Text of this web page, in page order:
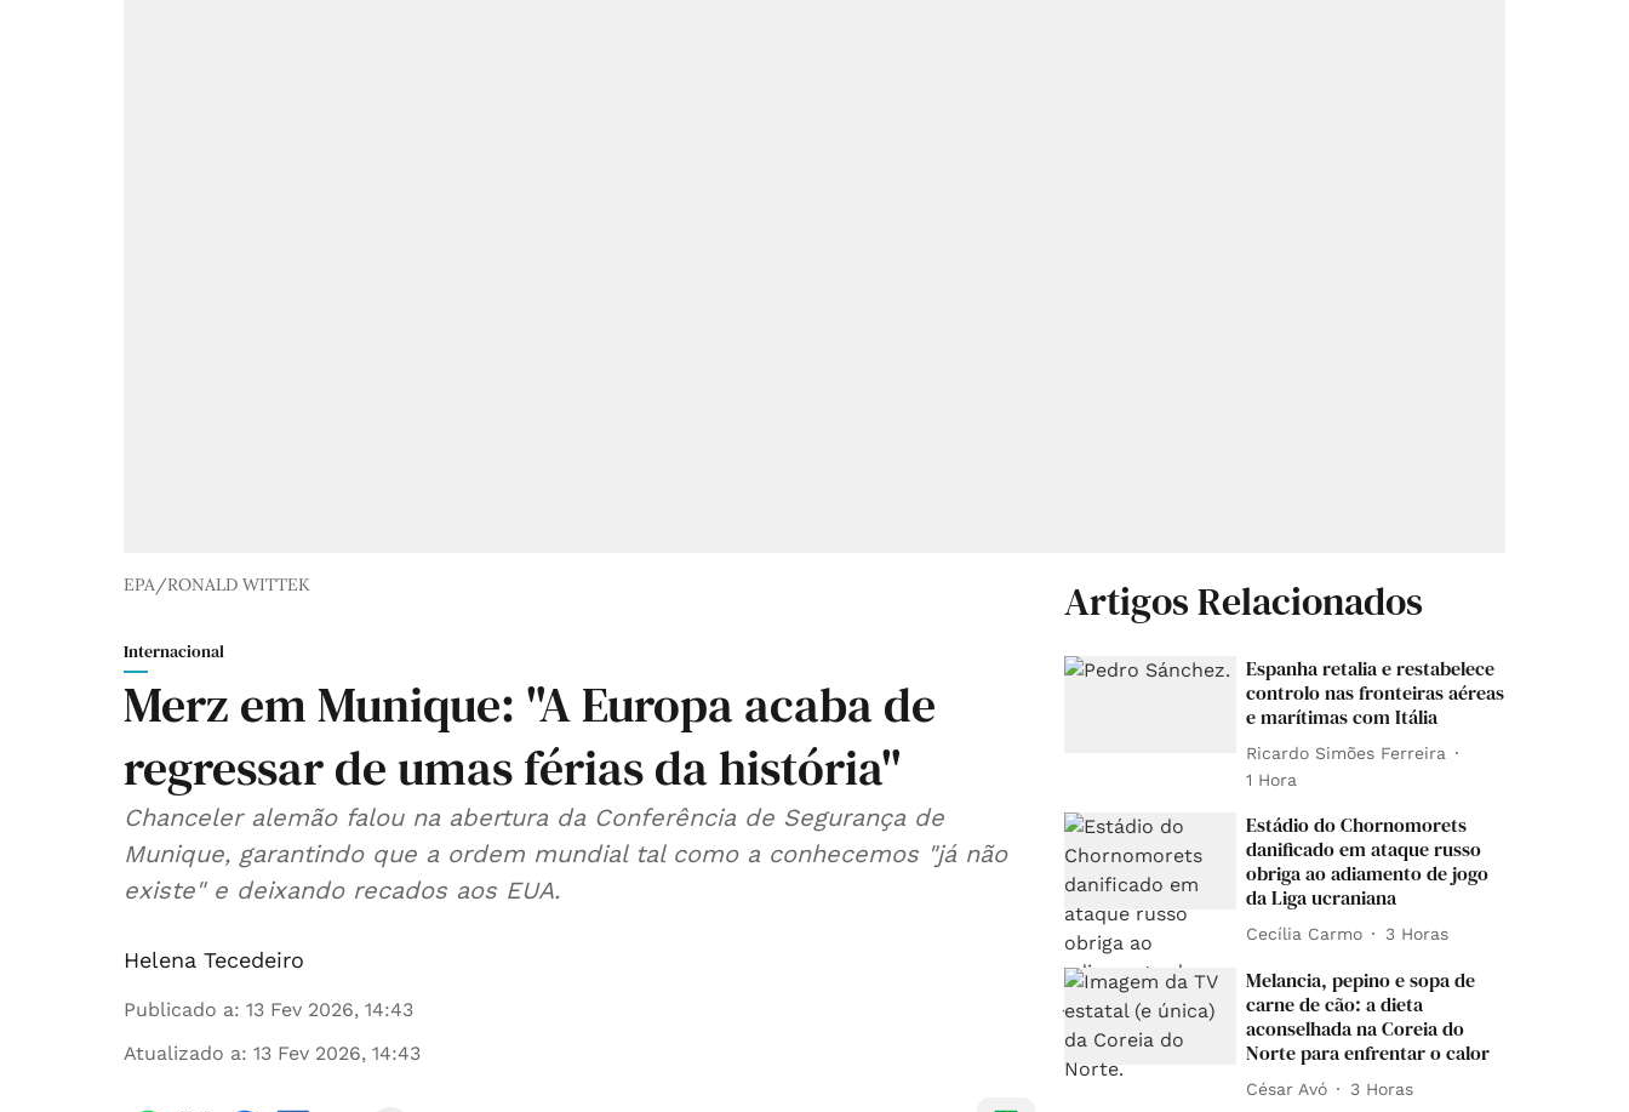
EPA/RONALD WITTEK
Internacional
Merz em Munique: "A Europa acaba de
regressar de umas férias da história"
Chanceler alemão falou na abertura da Conferência de Segurança de
Munique, garantindo que a ordem mundial tal como a conhecemos "já não
existe" e deixando recados aos EUA.
Helena Tecedeiro
Publicado a: 13 Fev 2026, 14:43
Atualizado a: 13 Fev 2026, 14:43
Artigos Relacionados
Espanha retalia e restabelece
controlo nas fronteiras aéreas
e marítimas com Itália
Ricardo Simões Ferreira
1 Hora
Estádio do Chornomorets
danificado em ataque russo
obriga ao adiamento de jogo
da Liga ucraniana
Cecília Carmo 3 Horas
Melancia, pepino e sopa de
carne de cão: a dieta
aconselhada na Coreia do
Norte para enfrentar o calor
César Avó 3 Horas